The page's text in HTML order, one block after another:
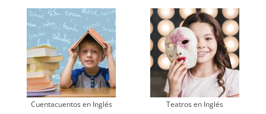
Cuentacuentos en Inglés Teatros en Inglés